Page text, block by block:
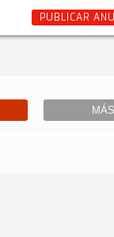
PUBLICAR